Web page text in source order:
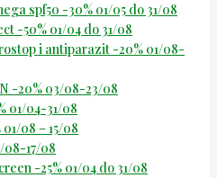
spf50 -30% 01/05 do 31/08
-50% 01/04 do 31/08
i antiparazit -20% 01/08-
-20% 03/08-23/08
01/04-31/08
08 – 15/08
08-17/08
-25% 01/04 do 31/08